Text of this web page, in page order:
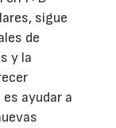
sigue
de
y la
ayudar a